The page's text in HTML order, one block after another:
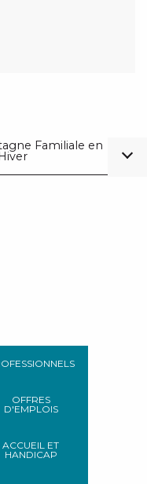
Familiale en
OFFRES
D'EMPLOIS
ACCUEIL ET
HANDICAP